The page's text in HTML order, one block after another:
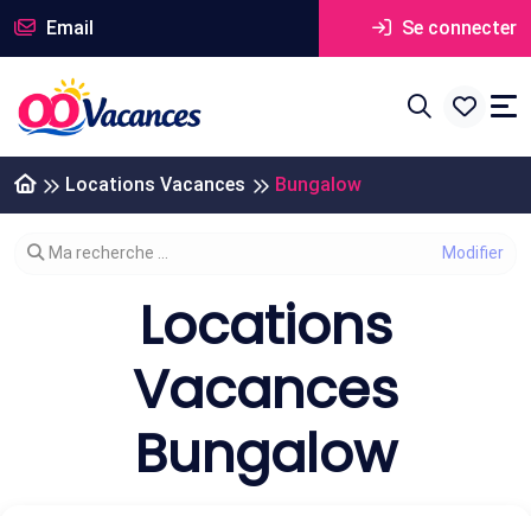
Email Se connecter
Locations Vacances Bungalow
Modifier votre recherche
Ma recherche ...
Locations
Vacances
Bungalow